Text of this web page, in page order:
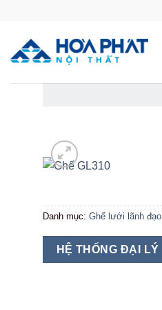
dung
Danh mục: Ghế lưới lãnh đạo
HỆ THỐNG ĐẠI LÝ